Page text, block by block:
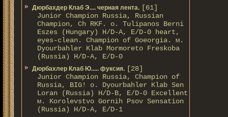
Дюрбахдер Клаб Э.... черная лента. [61]
Junior Champion Russia, Russian
Champion, Ch RKF. о. Tulipanos Berni
Eszes (Hungary) H/D-A, E/D-0 heart,
eyes-clean. Champion of Gоeorgia. м.
Dyourbahler Klab Mormoreto Freskoba
(Russia) H/D-А, E/D-0
Дюрбахлер Клаб Ю..... фуксия. [28]
Junior Champion Russia, Champion of
Russia, BIG! о. Dyourbahler Klab Sen
Loran (Russia) H/D-B, E/D-0 Excellent
м. Korolevstvo Gornih Psov Sensation
(Russia) H/D-A, E/D-1